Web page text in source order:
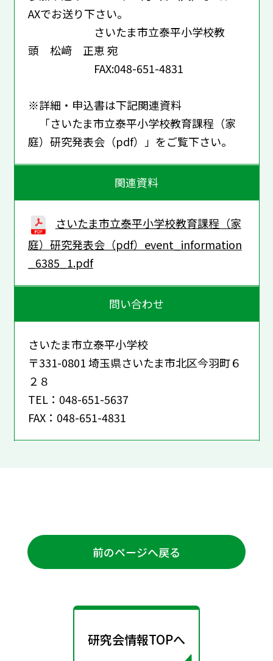
AXでお送り下さい。
さいたま市立泰平小学校教
頭 松﨑 正恵 宛
FAX:048-651-4831
※詳細・申込書は下記関連資料
「さいたま市立泰平小学校教育課程（家
庭）研究発表会（pdf）」をご覧下さい。
関連資料
さいたま市立泰平小学校教育課程（家
庭）研究発表会（pdf）event_information
_6385_1.pdf
問い合わせ
さいたま市立泰平小学校
〒331-0801 埼玉県さいたま市北区今羽町６
２８
TEL：048-651-5637
FAX：048-651-4831
前のページへ戻る
研究会情報TOPへ